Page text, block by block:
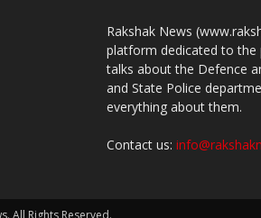
Rakshak News
platform dedicated to the
talks about the Defence
and State Police
everything about them.
Contact us:
All Rights Reserved.